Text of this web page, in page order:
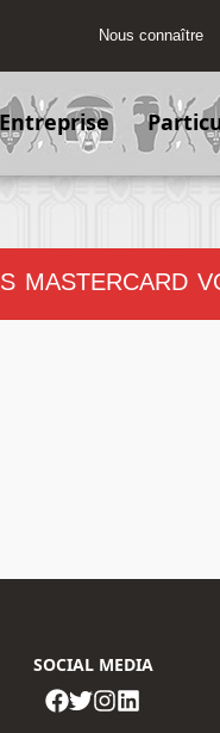
Nous connaître
Entreprise
MASTERCARD
SOCIAL MEDIA